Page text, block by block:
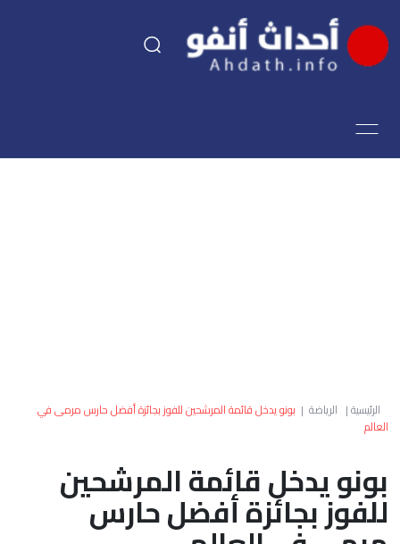
اقتصاد
العالم
الصحراء
الرئيسية| الرياضة | بونو يدخل قائمة المرشحين للفوز بجائزة أفضل حارس مرمى في
العالم
بونو يدخل قائمة المرشحين
للفوز بجائزة أفضل حارس